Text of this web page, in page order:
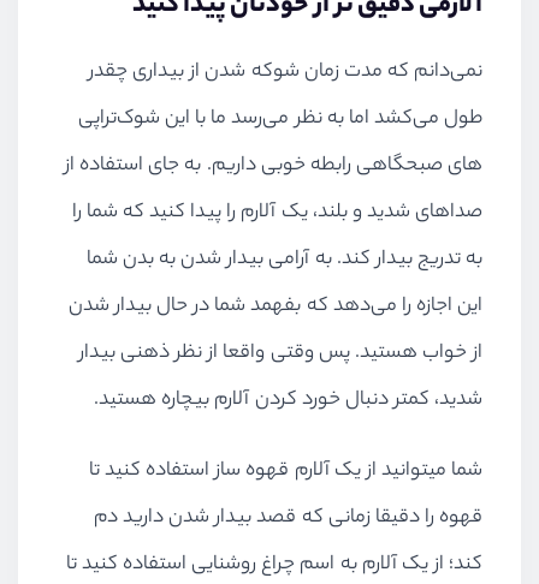
نمی‌دانم که مدت زمان شوکه شدن از بیداری چقدر
طول می‌کشد اما به نظر می‌رسد ما با این شوک‌تراپی
های صبحگاهی رابطه خوبی داریم. به جای استفاده از
صداهای شدید و بلند، یک آلارم را پیدا کنید که شما را
به تدریج بیدار کند. به آرامی بیدار شدن به بدن شما
این اجازه را می‌دهد که بفهمد شما در حال بیدار شدن
از خواب هستید. پس وقتی واقعا از نظر ذهنی بیدار
شدید، کمتر دنبال خورد کردن آلارم بیچاره هستید.
شما میتوانید از یک آلارم قهوه ساز استفاده کنید تا
قهوه را دقیقا زمانی که قصد بیدار شدن دارید دم
کند؛ از یک آلارم به اسم چراغ روشنایی استفاده کنید تا